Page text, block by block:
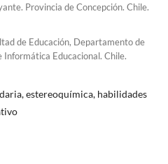
Provincia de Concepción. Chile.
de Educación, Departamento de
Educacional. Chile.
estereoquímica, habilidades